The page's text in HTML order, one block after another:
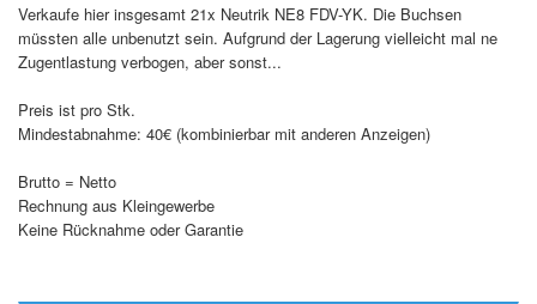
Verkaufe hier insgesamt 21x Neutrik NE8 FDV-YK. Die Buchsen
müssten alle unbenutzt sein. Aufgrund der Lagerung vielleicht mal ne
Zugentlastung verbogen, aber sonst...
Preis ist pro Stk.
Mindestabnahme: 40€ (kombinierbar mit anderen Anzeigen)
Brutto = Netto
Rechnung aus Kleingewerbe
Keine Rücknahme oder Garantie